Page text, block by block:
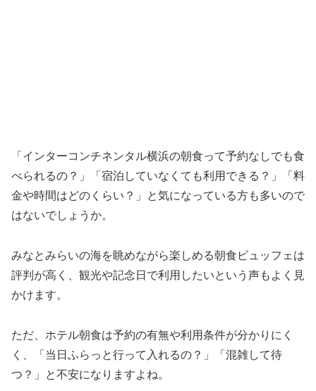
「インターコンチネンタル横浜の朝食って予約なしでも食
べられるの？」「宿泊していなくても利用できる？」「料
金や時間はどのくらい？」と気になっている方も多いので
はないでしょうか。
みなとみらいの海を眺めながら楽しめる朝食ビュッフェは
評判が高く、観光や記念日で利用したいという声もよく見
かけます。
ただ、ホテル朝食は予約の有無や利用条件が分かりにく
く、「当日ふらっと行って入れるの？」「混雑して待
つ？」と不安になりますよね。